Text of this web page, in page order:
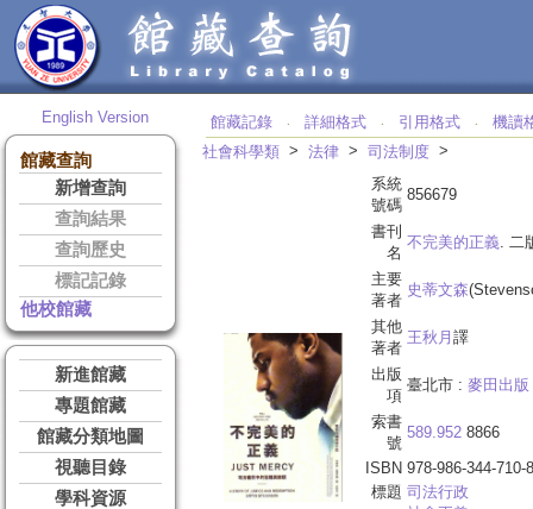
English Version
館藏查詢
新增查詢
查詢結果
查詢歷史
標記記錄
他校館藏
新進館藏
專題館藏
館藏分類地圖
視聽目錄
學科資源
館藏記錄 ‧ 詳細格式 ‧ 引用格式 ‧
機讀
社會科學類 > 法律 > 司法制度 >
系統
號碼
856679
書刊
名
不完美的正義. 二
主要
著者
史蒂文森
其他
著者
王秋月 譯
出版
項
臺北市 : 麥田出版
索書
號
589.952 8866
ISBN 978-986-344-710-8
標題 司法行政